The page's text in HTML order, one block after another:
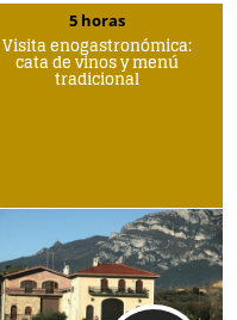
5 horas
Visita enogastronómica:
cata de vinos y menú
tradicional